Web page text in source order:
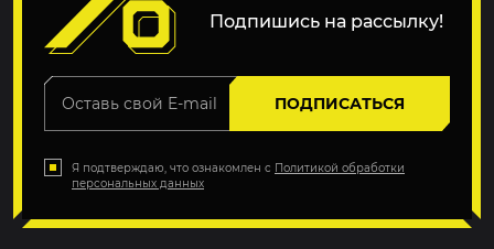
Подпишись на рассылку!
ПОДПИСАТЬСЯ
Я подтверждаю, что ознакомлен с Политикой обработки
персональных данных